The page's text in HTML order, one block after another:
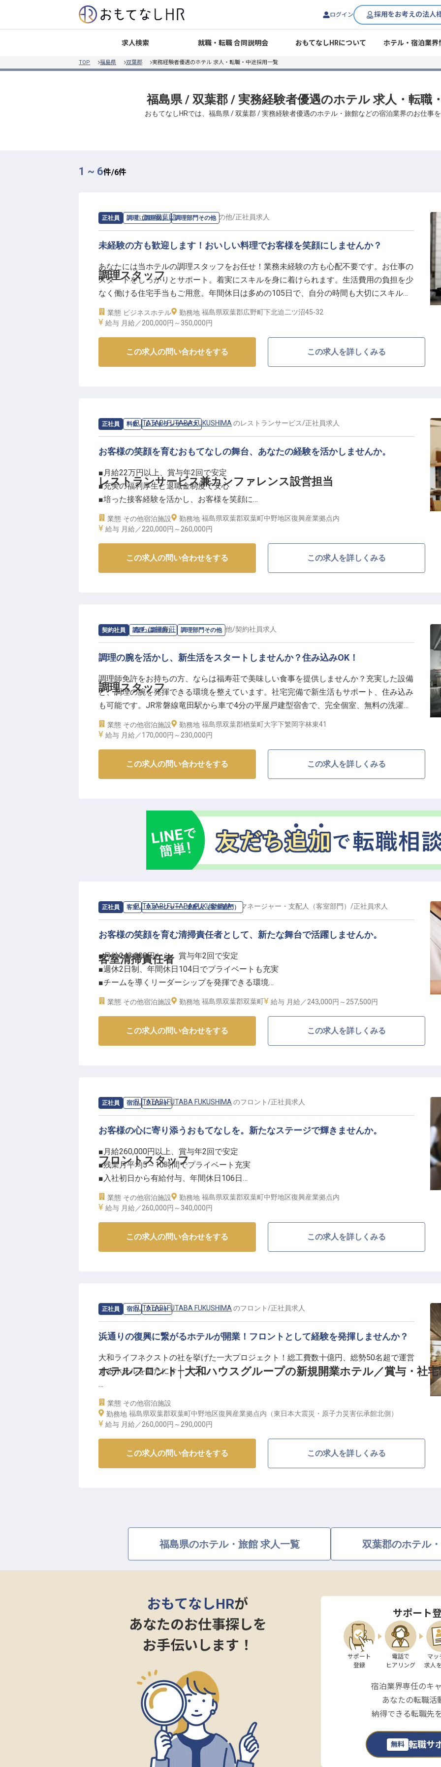
ログイン 採用をお考えの法人
求人検索 就職・転職 合同説明会 おもてなしHRについて ホテル・宿泊業界
TOP 福島県 双葉郡 実務経験者優遇のホテル 求人・転職・中途採用一覧
福島県 / 双葉郡 / 実務経験者優遇のホテル 求人・転職
おもてなしHRでは、福島県 / 双葉郡 / 実務経験者優遇のホテル・旅館などの宿泊業界のお仕事
1 ~ 6件/6件
正社員 調理（調理師） 調理部門その他
調理スタッフ
求人情報：ホテル双葉邸の調理部門その他/正社員求人
未経験の方も歓迎します！おいしい料理でお客様を笑顔にしませんか？
あなたには当ホテルの調理スタッフをお任せ！業務未経験の方も心配不要です。お仕事の
スタートをしっかりとサポート。着実にスキルを身に着けられます。生活費用の負担を少
なく働ける住宅手当もご用意。年間休日は多めの105日で、自分の時間も大切にスキルア
ップを目指せる環境です。玄関で靴を脱ぎ、畳の部屋で過ごせる「ホテル双葉邸」。レス
トランでは旬の食材を使用した料理と地酒でおもてなしをしています。※この求人は2023
業態 ビジネスホテル 勤務地 福島県双葉郡広野町下北迫二ツ沼45-32
給与 月給／200,000円～ 350,000円
この求人の問い合わせをする この求人を詳しくみる
正社員 料飲 レストランサービス
レストランサービス兼カンファレンス設営担当
求人情報：FUTATABI FUTABA FUKUSHIMA のレストランサービス/正社員求人
お客様の笑顔を育むおもてなしの舞台、あなたの経験を活かしませんか。
■月給22万円以上、賞与年2回で安定
■充実の福利厚生と退職金制度で安心
■培った接客経験を活かし、お客様を笑顔に
■資格取得支援で、あなたの成長を応援
お客様一人ひとりの大切な時間を彩るレストランサービスと、ビジネスシーンを支えるカ
あなたのホスピタリティが、施設の顔となります。
ーー【安定した環境で、あなたのキャリアを育む】
正社員として月給220,000円からのスタートに加え、年2回の賞与で安定した収入を実現で
きます。
社会保険完備はもちろん、退職金制度や資格取得支援など、長く安心して働ける環境が整
っています。
シフト制勤務でプライベートも大切にしながら、これまでの接客経験を存分に発揮してく
ださい。
ホテルでの経験がある方は特に歓迎いたします。
私たちと共に、お客様に最高のサービスを提供し、自身の成長も叶えませんか。
※2026年04月22日時点の情報です
業態 その他宿泊施設 勤務地 福島県双葉郡双葉町中野地区復興産業拠点内
給与 月給／220,000円～ 260,000円
この求人の問い合わせをする この求人を詳しくみる
契約社員 調理（調理師） 調理部門その他
調理スタッフ
求人情報：ならは福寿荘 の調理部門その他/契約社員求人
調理の腕を活かし、新生活をスタートしませんか？住み込みOK！
調理師免許をお持ちの方、ならは福寿荘で美味しい食事を提供しませんか？充実した設備
と、調理の腕を発揮できる環境を整えています。社宅完備で新生活もサポート、住み込み
も可能です。JR常磐線竜田駅から車で4分の平屋戸建型宿舎で、完全個室、無料の洗濯機
やWi-Fiも完備。プライベートを大切にしながら快適に働けます。※この求人は2023年2月
2日時点の情報です
業態 その他宿泊施設 勤務地 福島県双葉郡楢葉町大字下繁岡字林東41
給与 月給／170,000円～ 230,000円
この求人の問い合わせをする この求人を詳しくみる
正社員 客室 マネージャー・支配人（客室部門）
客室清掃責任者
求人情報：FUTATABI FUTABA FUKUSHIMAの マネージャー・支配人（客室部門） /正社員求人
お客様の笑顔を育む清掃責任者として、新たな舞台で活躍しませんか。
■月給243,000円から、賞与年2回で安定
■週休2日制、年間休日104日でプライベートも充実
■チームを導くリーダーシップを発揮できる環境
■資格取得支援制度でスキルアップを応援
お客様が心ゆくまで寛げる空間を創り出すため、客室清掃の責任者としてチームを牽引し
ていただきます。
丸となって取り組んでいきましょう。
ーー【成長を実感できる働きやすい環境】
清掃スタッフの育成や業務改善提案など、主体的に仕事に取り組める環境が整っていま
す。
社会保険完備はもちろん、時間外手当全額支給や退職金制度、資格取得支援など、長く安
心して働ける福利厚生も充実。
あなたのキャリアアップを会社全体でサポートいたします。
※2026年04月22日時点の情報です
業態 その他宿泊施設 勤務地 福島県双葉郡双葉町 給与 月給／243,000円～ 257,500円
この求人の問い合わせをする この求人を詳しくみる
正社員 宿泊 フロント
フロントスタッフ
求人情報：FUTATABI FUTABA FUKUSHIMA のフロント /正社員求人
お客様の心に寄り添うおもてなしを。新たなステージで輝きませんか。
■月給260,000円以上、賞与年2回で安定
■残業月平均5～10時間でプライベート充実
■入社初日から有給付与、年間休日106日
■資格取得支援でキャリアアップを応援
お客様の心に残る滞在を演出するため、フロント業務全般をお任せします。
あなたの温かい心と経験が、お客様の笑顔を育む大切な力となります。
ーー【安心して長く働ける、成長を支える環境】
月給260,000円からスタートし、年2回の賞与で日々の頑張りをしっかり評価します。
残業は月平均5～10時間と少なく、プライベートの時間も大切にしながら働ける環境で
す。
できます。
社会保険完備や退職金制度に加え、資格取得支援制度も充実しており、あなたのキャリア
アップを会社全体でサポート。
※2026年04月22日時点の情報です
業態 その他宿泊施設 勤務地 福島県双葉郡双葉町中野地区復興産業拠点内
給与 月給／260,000円～ 340,000円
この求人の問い合わせをする この求人を詳しくみる
正社員 宿泊 フロント
ホテルフロント│大和ハウスグループの新規開業ホテル／賞与・社宅
求人情報：FUTATABI FUTABA FUKUSHIMA のフロント /正社員求人
浜通りの復興に繋がるホテルが開業！フロントとして経験を発揮しませんか？
大和ライフネクストの社を挙げた一大プロジェクト！総工費数十億円、総勢50名超で運営
するホテルを新たにオープン。
「再生」「再会」「再訪」
双葉町に、たくさんの “ふたたび”をもたらすホテルとして、2026年初夏、FUTATABI
FUTABA FUKUSHIMA開業予定。国内外からの観光客やビジネス利用を見込み、 レストラ
ンやバー・ライブラリ・地場産品を扱うショップを設置する他、国際会議の誘致を見込ん
だ大型のカンファレンスも設置。双葉町に先駆けたリトリート型ホテルとして、地域とゲ
ストとの対話・交流を提供し、地域発展の循環の起点になるホテルを目指します。
がら長期的に働いてみませんか？
＜大和ハウスグループの強み＞
・初年度想定年収4,027,000円～4,470,000円
・引越費用全額会社負担（規定有）
・月残業時間想定5h程度
業態 その他宿泊施設
勤務地 福島県双葉郡双葉町中野地区復興産業拠点内（東日本大震災・原子力災害伝承館北側）
給与 月給／260,000円～ 290,000円
この求人の問い合わせをする この求人を詳しくみる
福島県のホテル・旅館 求人一覧 双葉郡のホテル
おもてなしHRが
あなたのお仕事探しを
お手伝いします！
サポート
サポート
登録
電話で
ヒアリング
マッ
求人
宿泊業界専任のキ
あなたの転職活
納得できる転職先
無料 転職サ